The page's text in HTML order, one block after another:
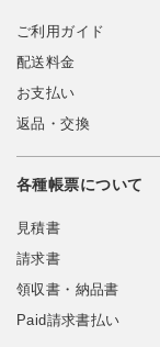
ご利用ガイド
配送料金
お支払い
返品・交換
各種帳票について
見積書
請求書
領収書・納品書
Paid請求書払い